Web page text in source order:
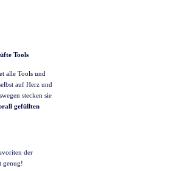
Tools
alle Tools und
auf Herz und
stecken sie
gefüllten
der
genug!